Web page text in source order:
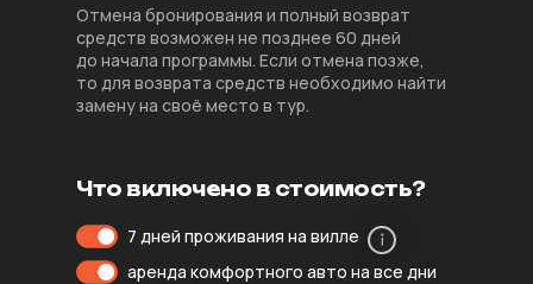
7 дней проживания на вилле
аренда комфортного авто на все дни
Что включено в стоимость?
Отмена бронирования и полный возврат
средств возможен не позднее 60 дней
до начала программы. Если отмена позже,
то для возврата средств необходимо найти
замену на своё место в тур.